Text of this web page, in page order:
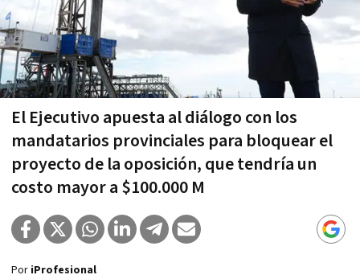
El Ejecutivo apuesta al diálogo con los
mandatarios provinciales para bloquear el
proyecto de la oposición, que tendría un
costo mayor a $100.000 M
Por iProfesional